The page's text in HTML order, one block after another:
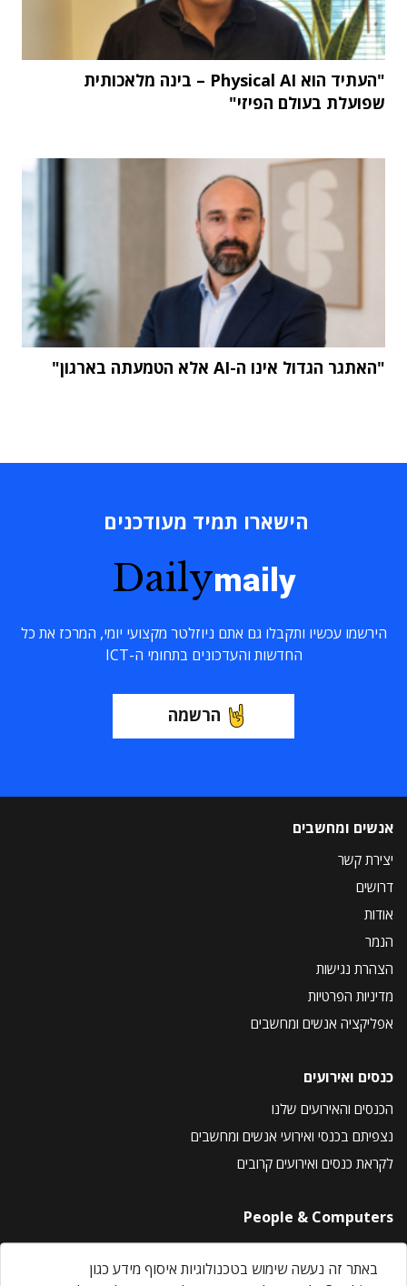
"העתיד הוא Physical AI – בינה מלאכותית
שפועלת בעולם הפיזי"
"האתגר הגדול אינו ה-AI אלא הטמעתה בארגון"
הישארו תמיד מעודכנים
Dailymaily
הירשמו עכשיו ותקבלו גם אתם ניוזלטר מקצועי יומי, המרכז את כל
החדשות והעדכונים בתחומי ה-ICT
הרשמה
אנשים ומחשבים
יצירת קשר
דרושים
אודות
הנמר
הצהרת נגישות
מדיניות הפרטיות
אפליקציה אנשים ומחשבים
כנסים ואירועים
הכנסים והאירועים שלנו
נצפיתם בכנסי ואירועי אנשים ומחשבים
לקראת כנסים ואירועים קרובים
People & Computers
About Us
Privacy Policy
באתר זה נעשה שימוש בטכנולוגיות איסוף מידע כגון